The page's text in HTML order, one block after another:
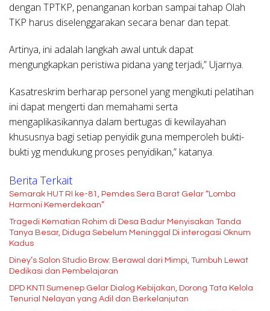
dengan TPTKP, penanganan korban sampai tahap Olah
TKP harus diselenggarakan secara benar dan tepat.
Artinya, ini adalah langkah awal untuk dapat
mengungkapkan peristiwa pidana yang terjadi,” Ujarnya.
Kasatreskrim berharap personel yang mengikuti pelatihan
ini dapat mengerti dan memahami serta
mengaplikasikannya dalam bertugas di kewilayahan
khususnya bagi setiap penyidik guna memperoleh bukti-
bukti yg mendukung proses penyidikan,” katanya.
Berita Terkait
Semarak HUT RI ke-81, Pemdes Sera Barat Gelar “Lomba
Harmoni Kemerdekaan”
Tragedi Kematian Rohim di Desa Badur Menyisakan Tanda
Tanya Besar, Diduga Sebelum Meninggal Di interogasi Oknum
Kadus
Diney’s Salon Studio Brow: Berawal dari Mimpi, Tumbuh Lewat
Dedikasi dan Pembelajaran
DPD KNTI Sumenep Gelar Dialog Kebijakan, Dorong Tata Kelola
Tenurial Nelayan yang Adil dan Berkelanjutan